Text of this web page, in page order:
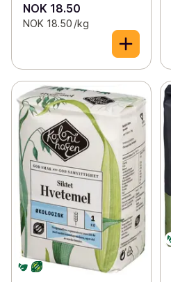
NOK 18.50
NOK 18.50 /kg